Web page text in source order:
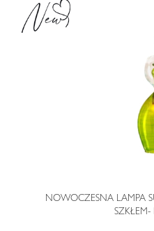
NOWOCZESNA LAMPA
SZKŁEM-